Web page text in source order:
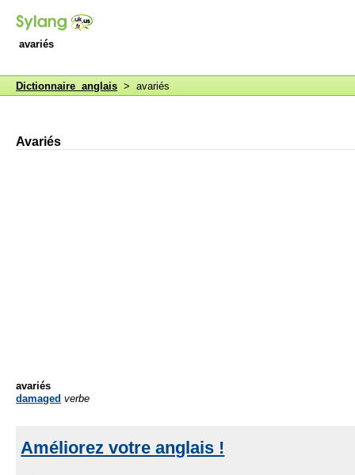
avariés
Dictionnaire anglais > avariés
Avariés
avariés
damaged verbe